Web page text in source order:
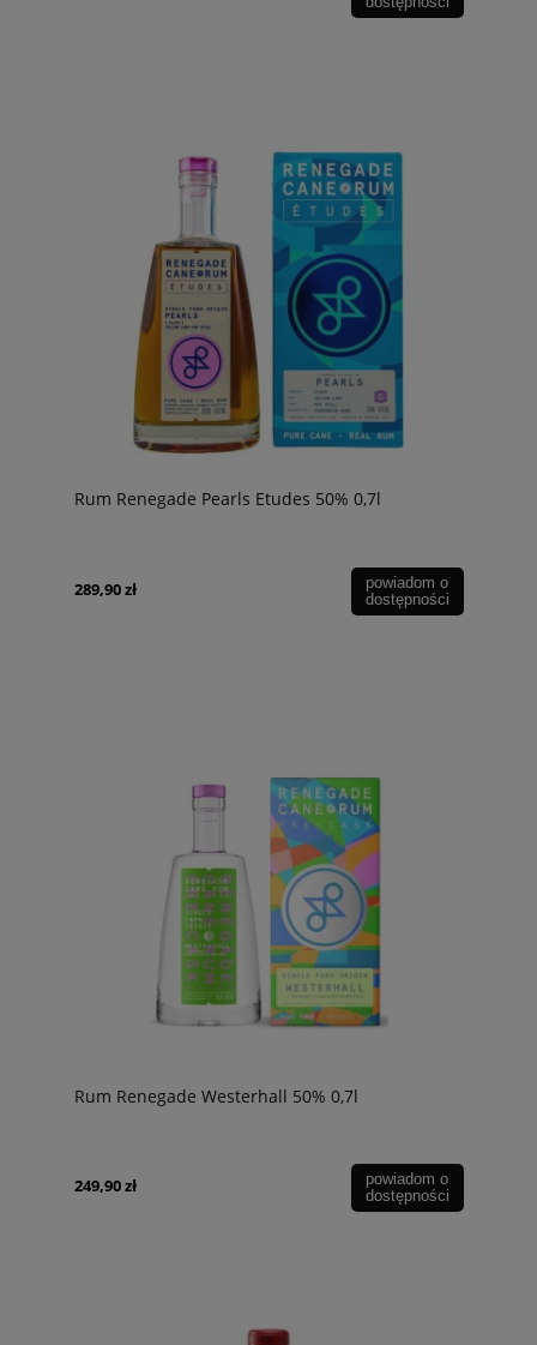
Rum Renegade Pearls Etudes 50% 0,7l
289,90 zł
powiadom o
dostępności
Rum Renegade Westerhall 50% 0,7l
249,90 zł
powiadom o
dostępności